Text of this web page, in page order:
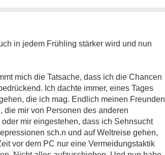
in jedem Frühling stärker wird und nun
mich die Tatsache, dass ich die Chancen
Ich dachte immer, eines Tages
die ich mag. Endlich meinen Freunden
die mir von Personen des anderen
mir eingestehen, dass ich Sehnsucht
sch.n und auf Weltreise gehen,
vor dem PC nur eine Vermeidungstaktik